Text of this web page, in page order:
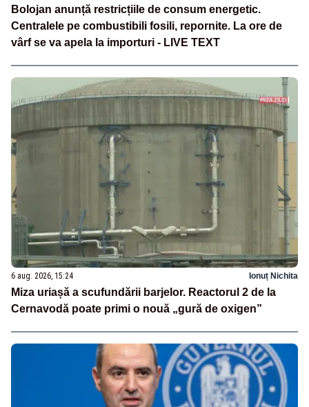
Bolojan anunță restricțiile de consum energetic.
Centralele pe combustibili fosili, repornite. La ore de
vârf se va apela la importuri - LIVE TEXT
6 aug. 2026, 15:24 Ionuț Nichita
Miza uriașă a scufundării barjelor. Reactorul 2 de la
Cernavodă poate primi o nouă „gură de oxigen”